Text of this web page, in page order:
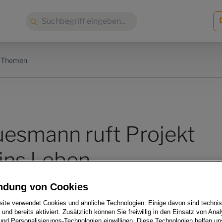
Suche:
ruft Projekt
Leben
von Cookies
verwendet Cookies und ähnliche Technologien. Einige davon sind
und bereits aktiviert. Zusätzlich können Sie freiwillig in den Einsatz von